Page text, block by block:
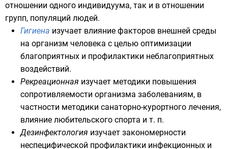
отношении одного индивидуума, так и в отношении
групп, популяций людей.
Гигиена изучает влияние факторов внешней среды
на организм человека с целью оптимизации
благоприятных и профилактики неблагоприятных
воздействий.
Рекреационная изучает методики повышения
сопротивляемости организма заболеваниям, в
частности методики санаторно-курортного лечения,
влияние любительского спорта и т. п.
Дезинфектология изучает закономерности
неспецифической профилактики инфекционных и